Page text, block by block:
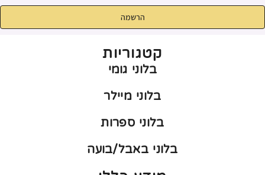
הרשמה
קטגוריות
בלוני גומי
בלוני מיילר
בלוני ספרות
בלוני באבל/בועה